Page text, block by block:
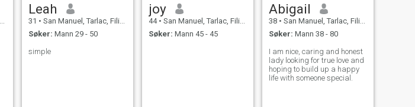
Leah
31 • San Manuel, Tarlac, Filippinene
Søker: Mann 29 - 50
simple
joy
44 • San Manuel, Tarlac, Filippinene
Søker: Mann 45 - 45
Abigail
38 • San Manuel, Tarlac, Filippinene
Søker: Mann 38 - 80
I am nice, caring and honest
lady looking for true love and
hoping to build up a happy
life with someone special.